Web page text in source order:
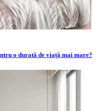
o durată de viață mai mare?